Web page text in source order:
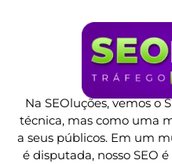
Na SEOluções, vemos o
técnica, mas como uma
a seus públicos. Em um
é disputada, nosso SEO